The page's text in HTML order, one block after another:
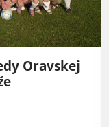
Oravskej